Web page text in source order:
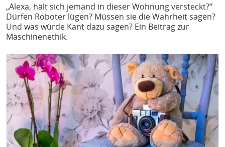
„Alexa, hält sich jemand in dieser Wohnung versteckt?“
Dürfen Roboter lügen? Müssen sie die Wahrheit sagen?
Und was würde Kant dazu sagen? Ein Beitrag zur
Maschinenethik.
Bild